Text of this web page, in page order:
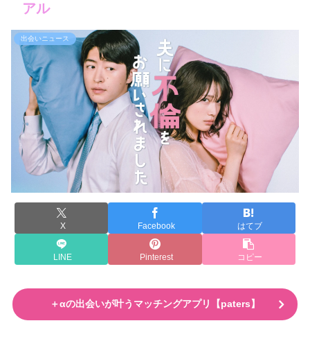
アル
出会いニュース
X Facebook はてブ
LINE Pinterest コピー
＋αの出会いが叶うマッチングアプリ【paters】